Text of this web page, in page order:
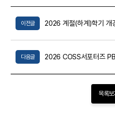
이전글 2026 계절(하계)학기 개
다음글 2026 COSS서포터즈
목록보